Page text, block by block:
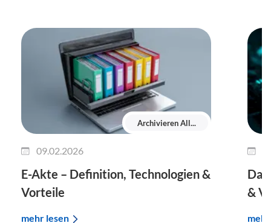
Archivieren All...
09.02.2026
E-Akte – Definition, Technologien &
Vorteile
mehr lesen
&